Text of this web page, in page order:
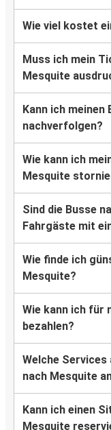
Wie viel kostet
Muss ich mein
Mesquite
Kann ich meinen
nachverfolgen?
Wie kann ich
Mesquite
Sind die Busse
Fahrgäste mit
Wie finde ich
Mesquite?
Wie kann ich für
bezahlen?
Welche Services
nach Mesquite
Kann ich einen
Mesquite